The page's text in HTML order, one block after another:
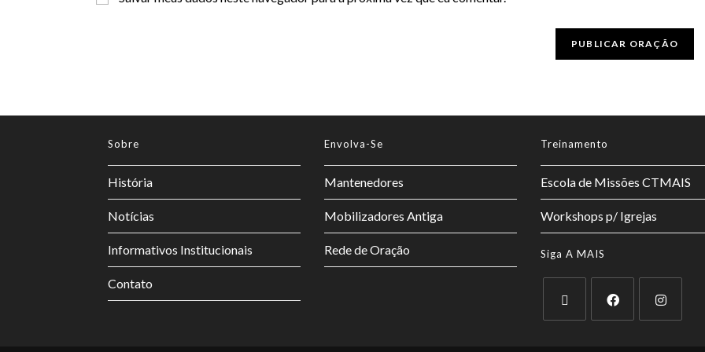
Sobre
História
Notícias
Informativos Institucionais
Contato
Envolva-Se
Mantenedores
Mobilizadores Antiga
Rede de Oração
Treinamento
Escola de Missões CTMAIS
Workshops p/ Igrejas
Siga A MAIS